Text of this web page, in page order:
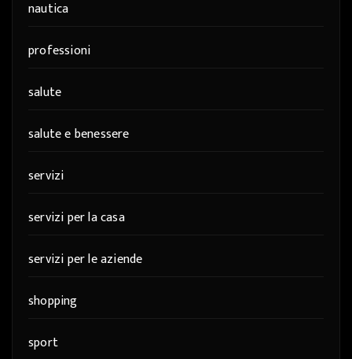
nautica
professioni
salute
salute e benessere
servizi
servizi per la casa
servizi per le aziende
shopping
sport